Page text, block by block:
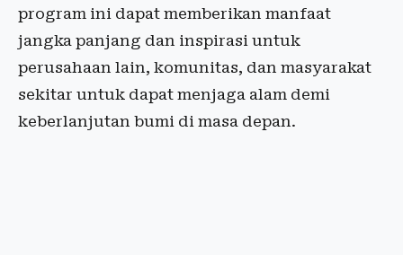
program ini dapat memberikan manfaat
jangka panjang dan inspirasi untuk
perusahaan lain, komunitas, dan masyarakat
sekitar untuk dapat menjaga alam demi
keberlanjutan bumi di masa depan.